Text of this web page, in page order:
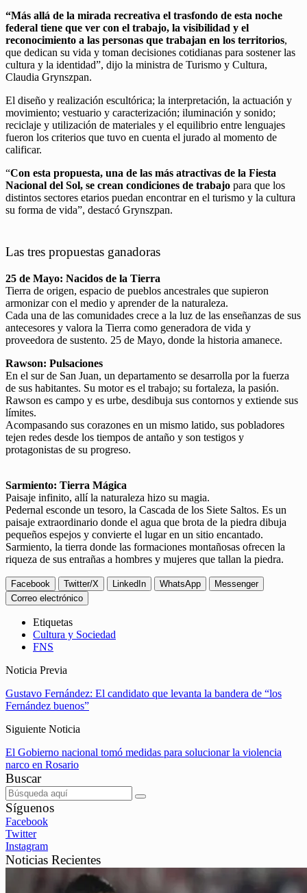
“Más allá de la mirada recreativa el trasfondo de esta noche
federal tiene que ver con el trabajo, la visibilidad y el
reconocimiento a las personas que trabajan en los territorios,
que dedican su vida y toman decisiones cotidianas para sostener las
cultura y la identidad”, dijo la ministra de Turismo y Cultura,
Claudia Grynszpan.
El diseño y realización escultórica; la interpretación, la actuación y
movimiento; vestuario y caracterización; iluminación y sonido;
reciclaje y utilización de materiales y el equilibrio entre lenguajes
fueron los criterios que tuvo en cuenta el jurado al momento de
calificar.
“Con esta propuesta, una de las más atractivas de la Fiesta
Nacional del Sol, se crean condiciones de trabajo para que los
distintos sectores etarios puedan encontrar en el turismo y la cultura
su forma de vida”, destacó Grynszpan.
Las tres propuestas ganadoras
25 de Mayo: Nacidos de la Tierra
Tierra de origen, espacio de pueblos ancestrales que supieron
armonizar con el medio y aprender de la naturaleza.
Cada una de las comunidades crece a la luz de las enseñanzas de sus
antecesores y valora la Tierra como generadora de vida y
proveedora de sustento. 25 de Mayo, donde la historia amanece.
Rawson: Pulsaciones
En el sur de San Juan, un departamento se desarrolla por la fuerza
de sus habitantes. Su motor es el trabajo; su fortaleza, la pasión.
Rawson es campo y es urbe, desdibuja sus contornos y extiende sus
límites.
Acompasando sus corazones en un mismo latido, sus pobladores
tejen redes desde los tiempos de antaño y son testigos y
protagonistas de su progreso.
Sarmiento: Tierra Mágica
Paisaje infinito, allí la naturaleza hizo su magia.
Pedernal esconde un tesoro, la Cascada de los Siete Saltos. Es un
paisaje extraordinario donde el agua que brota de la piedra dibuja
pequeños espejos y convierte el lugar en un sitio encantado.
Sarmiento, la tierra donde las formaciones montañosas ofrecen la
riqueza de sus entrañas a hombres y mujeres que tallan la piedra.
Facebook Twitter/X LinkedIn WhatsApp
Messenger
Correo electrónico
Etiquetas
Cultura y Sociedad
FNS
Noticia Previa
Gustavo Fernández: El candidato que levanta la bandera de “los
Fernández buenos”
Siguiente Noticia
El Gobierno nacional tomó medidas para solucionar la violencia
narco en Rosario
Buscar
Síguenos
Facebook
Twitter
Instagram
Noticias Recientes